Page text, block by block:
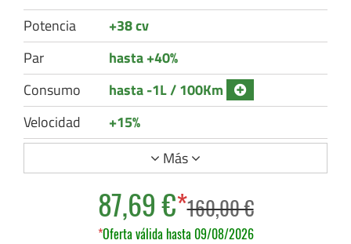
Potencia
+38 cv
Par
hasta +40%
Consumo
hasta -1L / 100Km
Velocidad
+15%
Más
87,69 €*160,00 €
*Oferta válida hasta 09/08/2026